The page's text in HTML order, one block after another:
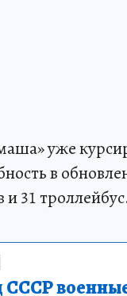
уже
в
и 31